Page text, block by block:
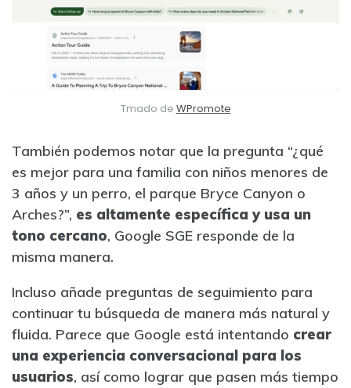
Tmado de WPromote
También podemos notar que la pregunta “¿qué
es mejor para una familia con niños menores de
3 años y un perro, el parque Bryce Canyon o
Arches?”, es altamente específica y usa un
tono cercano, Google SGE responde de la
misma manera.
Incluso añade preguntas de seguimiento para
continuar tu búsqueda de manera más natural y
fluida. Parece que Google está intentando crear
una experiencia conversacional para los
usuarios, así como lograr que pasen más tiempo